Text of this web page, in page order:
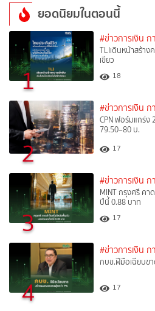
ยอดนิยมในตอนนี้
1
#ข่าวการเงิน
TLIเดินหน้าสร้าง
เขียว
18
2
#ข่าวการเงิน
CPN ฟอร์มแกร่ง
79.50–80 บ.
17
3
#ข่าวการเงิน
MINT กรุงศรี ค
ปีนี้ 0.88 บาท
17
4
#ข่าวการเงิน
กบข.ฝีมือเฉียบข
17